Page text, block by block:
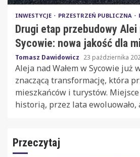
INWESTYCJE PRZESTRZEŃ PUBLICZNA
Drugi etap przebudowy Alei
Sycowie: nowa jakość dla
Tomasz Dawidowicz 23 października
Aleja nad Wałem w Sycowie już
znaczącą transformację, która
mieszkańców i turystów.
historią, przez lata ewoluowało,
Przeczytaj